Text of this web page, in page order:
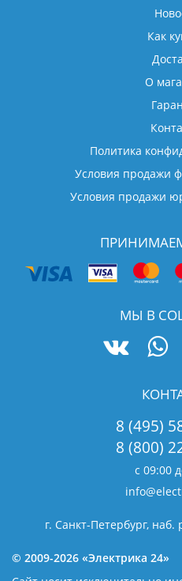
Как
О
Политика
Условия продажи
Условия продажи
МЫ В
8 (495)
8 (800)
с 09:00
г. Санкт-Петербург,
© 2009-2026 «Электрика 24»